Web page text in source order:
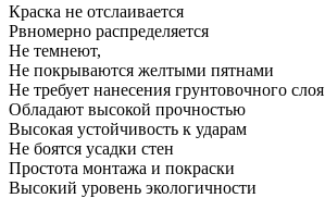
Краска не отслаивается
Рвномерно распределяется
Не темнеют,
Не покрываются желтыми пятнами
Не требует нанесения грунтовочного слоя
Обладают высокой прочностью
Высокая устойчивость к ударам
Не боятся усадки стен
Простота монтажа и покраски
Высокий уровень экологичности